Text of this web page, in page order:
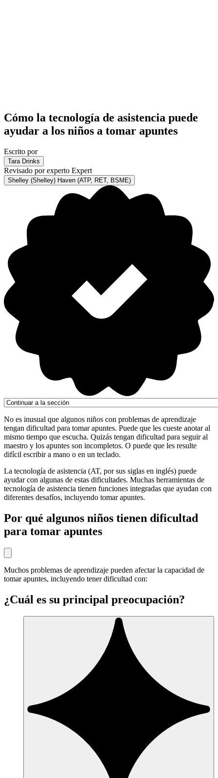
Cómo la tecnología de asistencia puede
ayudar a los niños a tomar apuntes
Escrito por
Tara Drinks
Revisado por experto Expert
Shelley (Shelley) Haven (ATP, RET, BSME)
No es inusual que algunos niños con problemas de aprendizaje
tengan dificultad para tomar apuntes. Puede que les cueste anotar al
mismo tiempo que escucha. Quizás tengan dificultad para seguir al
maestro y los apuntes son incompletos. O puede que les resulte
difícil escribir a mano o en un teclado.
La tecnología de asistencia (AT, por sus siglas en inglés) puede
ayudar con algunas de estas dificultades. Muchas herramientas de
tecnología de asistencia tienen funciones integradas que ayudan con
diferentes desafíos, incluyendo tomar apuntes.
Por qué algunos niños tienen dificultad
para tomar apuntes
Muchos problemas de aprendizaje pueden afectar la capacidad de
tomar apuntes, incluyendo tener dificultad con:
¿Cuál es su principal preocupación?